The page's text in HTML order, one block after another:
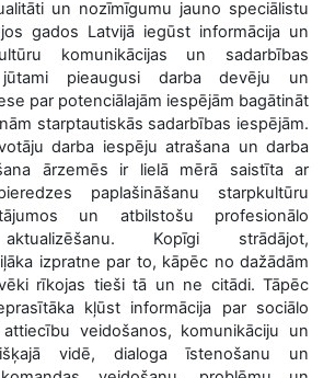
un nozīmīgumu jauno speciālistu
gados Latvijā iegūst informācija un
komunikācijas un sadarbības
pieaugusi darba devēju un
par potenciālajām iespējām bagātināt
starptautiskās sadarbības iespējām.
darba iespēju atrašana un darba
ārzemēs ir lielā mērā saistīta ar
paplašināšanu starpkultūru
un atbilstošu profesionālo
Kopīgi strādājot,
izpratne par to, kāpēc no dažādām
rīkojas tieši tā un ne citādi. Tāpēc
kļūst informācija par sociālo
veidošanos, komunikāciju un
vidē, dialoga īstenošanu un